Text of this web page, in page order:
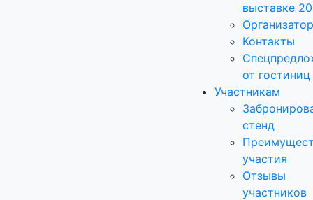
выставке
Контакты
от гостиниц
Участникам
стенд
участия
Отзывы
участников